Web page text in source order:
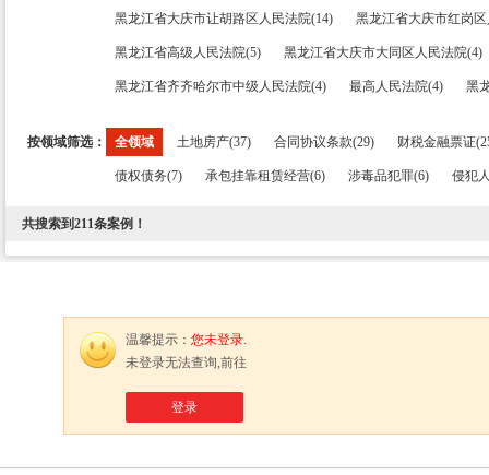
黑龙江省大庆市让胡路区人民法院(14) 黑龙江省大庆市红岗
黑龙江省高级人民法院(5) 黑龙江省大庆市大同区人民法院(4)
黑龙江省齐齐哈尔市中级人民法院(4) 最高人民法院(4) 黑
按领域筛选： 全领域 土地房产(37) 合同协议条款(29) 财税金融票证
债权债务(7) 承包挂靠租赁经营(6) 涉毒品犯罪(6) 侵犯
共搜索到211条案例！
温馨提示： 您未登录.
未登录无法查询,前往
登录